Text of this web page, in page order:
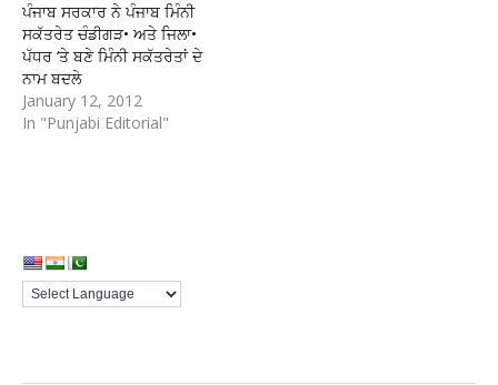
ਪੰਜਾਬ ਸਰਕਾਰ ਨੇ ਪੰਜਾਬ ਮਿੰਨੀ
ਸਕੱਤਰੇਤ ਚੰਡੀਗੜ• ਅਤੇ ਜਿਲਾ•
ਪੱਧਰ ‘ਤੇ ਬਣੇ ਮਿੰਨੀ ਸਕੱਤਰੇਤਾਂ ਦੇ
ਨਾਮ ਬਦਲੇ
January 12, 2012
In "Punjabi Editorial"